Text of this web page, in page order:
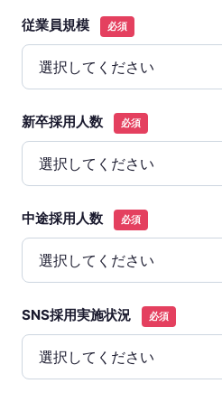
従業員規模 必須
新卒採用人数 必須
中途採用人数 必須
SNS採用実施状況 必須